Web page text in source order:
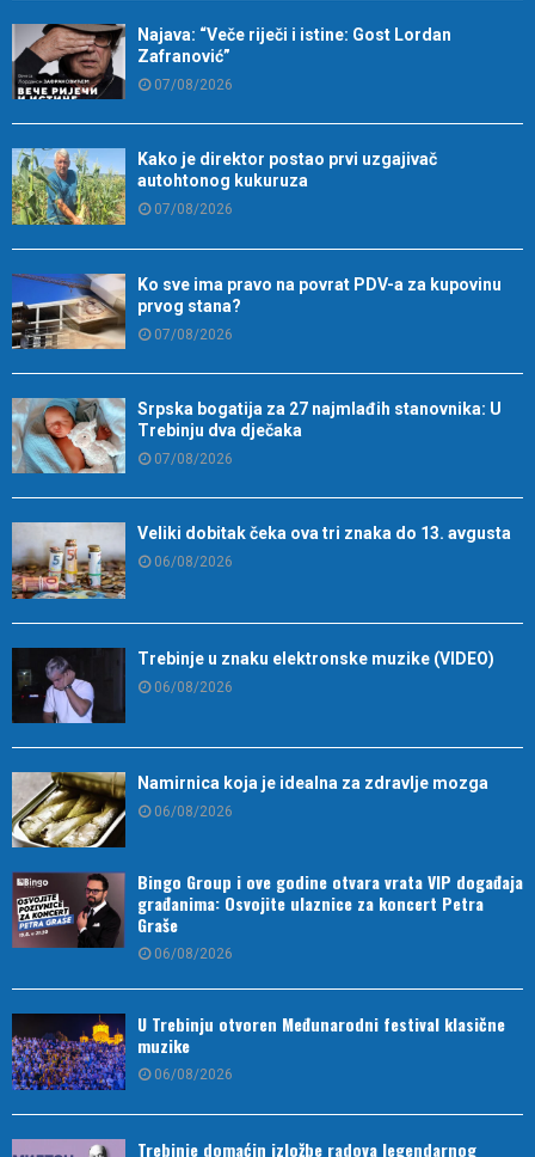
Najava: “Veče riječi i istine: Gost Lordan
Zafranović”
07/08/2026
Kako je direktor postao prvi uzgajivač
autohtonog kukuruza
07/08/2026
Ko sve ima pravo na povrat PDV-a za kupovinu
prvog stana?
07/08/2026
Srpska bogatija za 27 najmlađih stanovnika: U
Trebinju dva dječaka
07/08/2026
Veliki dobitak čeka ova tri znaka do 13. avgusta
06/08/2026
Trebinje u znaku elektronske muzike (VIDEO)
06/08/2026
Namirnica koja je idealna za zdravlje mozga
06/08/2026
Bingo Group i ove godine otvara vrata VIP događaja
građanima: Osvojite ulaznice za koncert Petra
Graše
06/08/2026
U Trebinju otvoren Međunarodni festival klasične
muzike
06/08/2026
Trebinje domaćin izložbe radova legendarnog